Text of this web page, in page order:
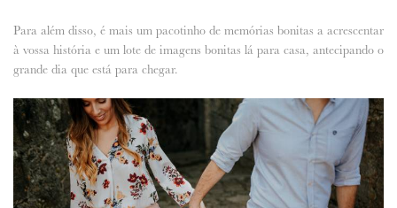
Para além disso, é mais um pacotinho de memórias bonitas a acrescentar
à vossa história e um lote de imagens bonitas lá para casa, antecipando o
grande dia que está para chegar.